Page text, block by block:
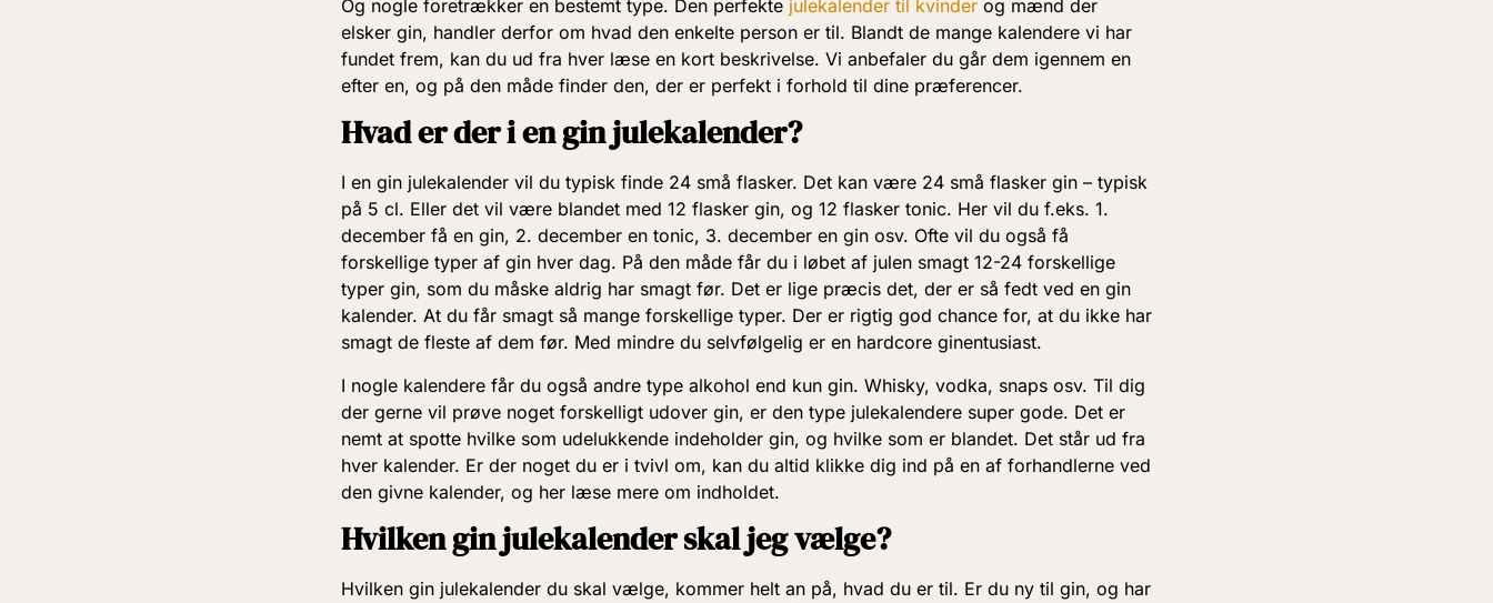
Og nogle foretrækker en bestemt type. Den perfekte julekalender til kvinder og mænd der
elsker gin, handler derfor om hvad den enkelte person er til. Blandt de mange kalendere vi har
fundet frem, kan du ud fra hver læse en kort beskrivelse. Vi anbefaler du går dem igennem en
efter en, og på den måde finder den, der er perfekt i forhold til dine præferencer.
Hvad er der i en gin julekalender?
I en gin julekalender vil du typisk finde 24 små flasker. Det kan være 24 små flasker gin – typisk
på 5 cl. Eller det vil være blandet med 12 flasker gin, og 12 flasker tonic. Her vil du f.eks. 1.
december få en gin, 2. december en tonic, 3. december en gin osv. Ofte vil du også få
forskellige typer af gin hver dag. På den måde får du i løbet af julen smagt 12-24 forskellige
typer gin, som du måske aldrig har smagt før. Det er lige præcis det, der er så fedt ved en gin
kalender. At du får smagt så mange forskellige typer. Der er rigtig god chance for, at du ikke har
smagt de fleste af dem før. Med mindre du selvfølgelig er en hardcore ginentusiast.
I nogle kalendere får du også andre type alkohol end kun gin. Whisky, vodka, snaps osv. Til dig
der gerne vil prøve noget forskelligt udover gin, er den type julekalendere super gode. Det er
nemt at spotte hvilke som udelukkende indeholder gin, og hvilke som er blandet. Det står ud fra
hver kalender. Er der noget du er i tvivl om, kan du altid klikke dig ind på en af forhandlerne ved
den givne kalender, og her læse mere om indholdet.
Hvilken gin julekalender skal jeg vælge?
Hvilken gin julekalender du skal vælge, kommer helt an på, hvad du er til. Er du ny til gin, og har